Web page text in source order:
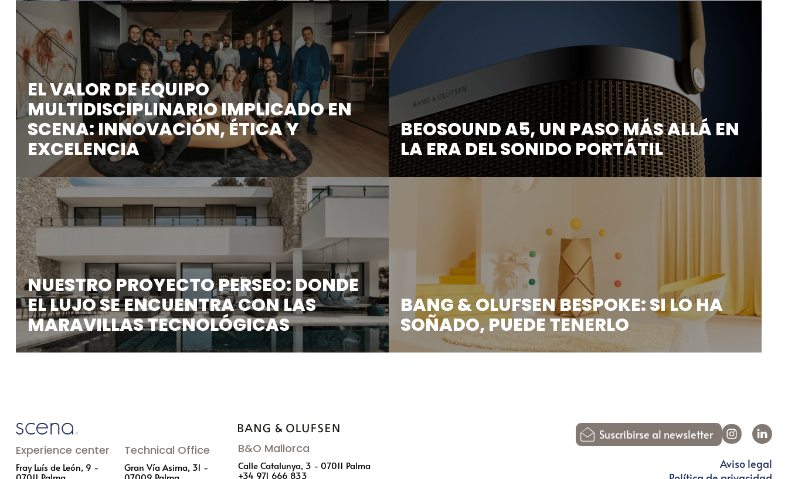
Con la llegada del verano se multiplica el tiempo que disfrutamos de ...
En Scena nos complace anunciar el lanzamiento de nuestra nueva web,
una ...
EL VALOR DE EQUIPO
MULTIDISCIPLINARIO IMPLICADO EN
SCENA: INNOVACIÓN, ÉTICA Y
EXCELENCIA
Nuestro equipo destaca no solo por su alta implicación, sino tambié...
BEOSOUND A5, UN PASO MÁS ALLÁ EN
LA ERA DEL SONIDO PORTÁTIL
Sumérgete en una experiencia sonora sin igual con el nuevo altavoz ...
NUESTRO PROYECTO PERSEO: DONDE
EL LUJO SE ENCUENTRA CON LAS
MARAVILLAS TECNOLÓGICAS
Estamos emocionados de presentar nuestro exclusivo proyecto Perseo,
BANG & OLUFSEN BESPOKE: SI LO HA
SOÑADO, PUEDE TENERLO
Estamos encantados de presentar el fascinante universo creativo de Bang
Experience center
Fray Luís de León, 9 -
Technical Office
Gran Vía Asima, 31 -
B&O Mallorca
Calle Catalunya, 3 - 07011 Palma
+34 971 666 833
Suscribirse al newsletter
Aviso legal